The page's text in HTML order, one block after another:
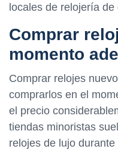
locales de relojería de
Comprar
momento
Comprar relojes
comprarlos en el
el precio
tiendas minoristas
relojes de lujo